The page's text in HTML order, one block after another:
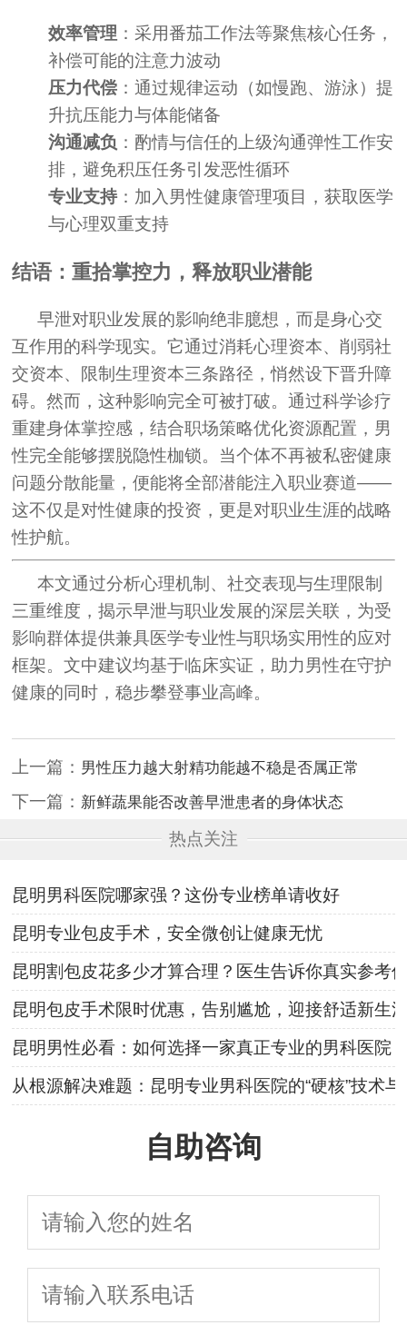
效率管理 ：采用番茄工作法等聚焦核心任务，
补偿可能的注意力波动
压力代偿 ：通过规律运动（如慢跑、游泳）提
升抗压能力与体能储备
沟通减负 ：酌情与信任的上级沟通弹性工作安
排，避免积压任务引发恶性循环
专业支持：加入男性健康管理项目，获取医学
与心理双重支持
结语：重拾掌控力，释放职业潜能
早泄对职业发展的影响绝非臆想，而是身心交
互作用的科学现实。它通过消耗心理资本、削弱社
交资本、限制生理资本三条路径，悄然设下晋升障
碍。然而，这种影响完全可被打破。通过科学诊疗
重建身体掌控感，结合职场策略优化资源配置，男
性完全能够摆脱隐性枷锁。当个体不再被私密健康
问题分散能量，便能将全部潜能注入职业赛道——
这不仅是对性健康的投资，更是对职业生涯的战略
性护航。
本文通过分析心理机制、社交表现与生理限制
三重维度，揭示早泄与职业发展的深层关联，为受
影响群体提供兼具医学专业性与职场实用性的应对
框架。文中建议均基于临床实证，助力男性在守护
健康的同时，稳步攀登事业高峰。
上一篇： 男性压力越大射精功能越不稳是否属正常
下一篇： 新鲜蔬果能否改善早泄患者的身体状态
热点关注
昆明男科医院哪家强？这份专业榜单请收好
昆明专业包皮手术，安全微创让健康无忧
昆明割包皮花多少才算合理？医生告诉你真实参考
昆明包皮手术限时优惠，告别尴尬，迎接舒适新生
昆明男性必看：如何选择一家真正专业的男科医院
从根源解决难题：昆明专业男科医院的“硬核”技术
自助咨询